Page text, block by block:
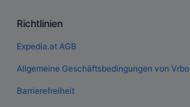
Richtlinien
Expedia.at AGB
Allgemeine Geschäftsbedingungen von Vrbo
Barrierefreiheit